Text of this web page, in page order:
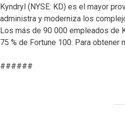
Kyndryl (NYSE: KD) es el mayor
administra y moderniza los
Los más de 90 000 empleados de
75 % de Fortune 100. Para obtener
######